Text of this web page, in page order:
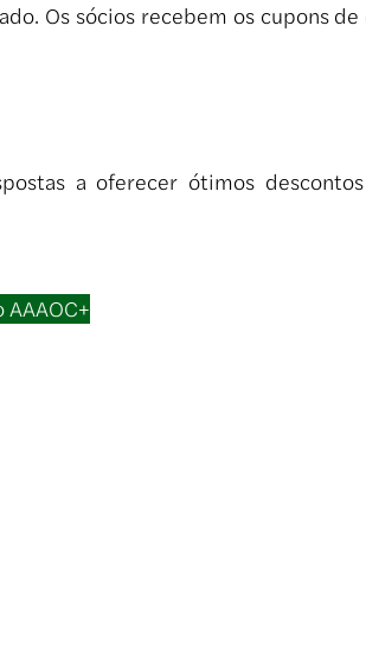
Os sócios recebem os cupons
a oferecer ótimos